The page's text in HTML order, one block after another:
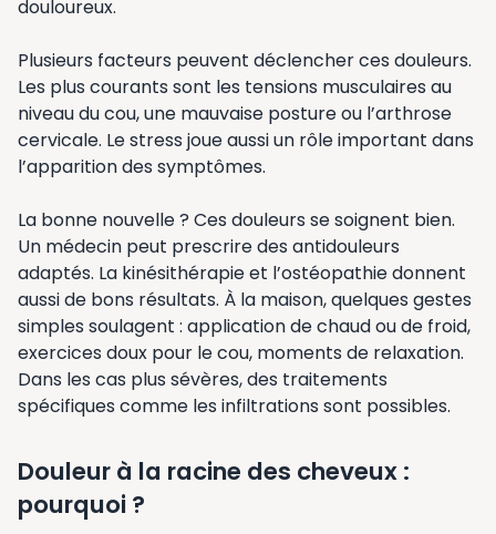
douloureux.
Plusieurs facteurs peuvent déclencher ces douleurs.
Les plus courants sont les tensions musculaires au
niveau du cou, une mauvaise posture ou l’arthrose
cervicale. Le stress joue aussi un rôle important dans
l’apparition des symptômes.
La bonne nouvelle ? Ces douleurs se soignent bien.
Un médecin peut prescrire des antidouleurs
adaptés. La kinésithérapie et l’ostéopathie donnent
aussi de bons résultats. À la maison, quelques gestes
simples soulagent : application de chaud ou de froid,
exercices doux pour le cou, moments de relaxation.
Dans les cas plus sévères, des traitements
spécifiques comme les infiltrations sont possibles.
Douleur à la racine des cheveux :
pourquoi ?